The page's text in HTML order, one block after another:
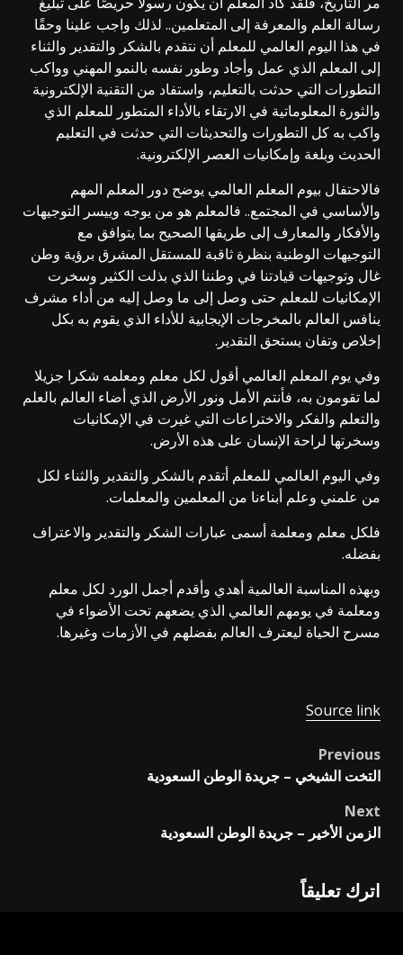
رسالة العلم والمعرفة إلى المتعلمين.. لذلك واجب علينا وحقًا
في هذا اليوم العالمي للمعلم أن نتقدم بالشكر والتقدير والثناء
إلى المعلم الذي عمل وأجاد وطور نفسه بالنمو المهني وواكب
التطورات التي حدثت بالتعليم، واستفاد من التقنية الإلكترونية
والثورة المعلوماتية في الارتقاء بالأداء المتطور للمعلم الذي
واكب به كل التطورات والتحديثات التي حدثت في التعليم
الحديث وبلغة وإمكانيات العصر الإلكترونية.
فالاحتفال بيوم المعلم العالمي يوضح دور المعلم المهم
والأساسي في المجتمع.. فالمعلم هو من يوجه وييسر التوجيهات
والأفكار والمعارف إلى طريقها الصحيح بما يتوافق مع
التوجيهات الوطنية بنظرة ثاقبة للمستقل المشرق برؤية وطن
غال وتوجيهات قيادتنا في وطننا الذي بذلت الكثير وسخرت
الإمكانيات للمعلم حتى وصل إلى ما وصل إليه من أداء مشرف
ينافس العالم بالمخرجات الإيجابية للأداء الذي يقوم به بكل
إخلاص وتفان يستحق التقدير.
وفي يوم المعلم العالمي أقول لكل معلم ومعلمه شكرا جزيلا
لما تقومون به، فأنتم الأمل ونور الأرض الذي أضاء العالم بالعلم
والتعلم والفكر والاختراعات التي غيرت في الإمكانيات
وسخرتها لراحة الإنسان على هذه الأرض.
وفي اليوم العالمي للمعلم أتقدم بالشكر والتقدير والثناء لكل
من علمني وعلم أبناءنا من المعلمين والمعلمات.
فلكل معلم ومعلمة أسمى عبارات الشكر والتقدير والاعتراف
بفضله.
وبهذه المناسبة العالمية أهدي وأقدم أجمل الورد لكل معلم
ومعلمة في يومهم العالمي الذي يضعهم تحت الأضواء في
مسرح الحياة ليعترف العالم بفضلهم في الأزمات وغيرها.
Source link
Post
navigation
Previous
التخت الشيخي – جريدة الوطن السعودية
Next
الزمن الأخير – جريدة الوطن السعودية
اترك تعليقاً